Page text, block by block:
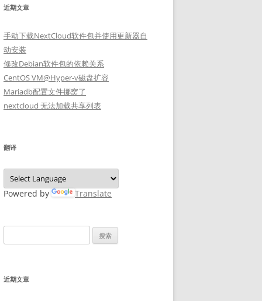
近期文章
手动下载NextCloud软件包并使用更新器自
动安装
修改Debian软件包的依赖关系
CentOS VM@Hyper-v磁盘扩容
Mariadb配置文件挪窝了
nextcloud 无法加载共享列表
翻译
Powered by Translate
索：
近期文章